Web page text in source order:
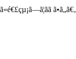
ã•ã„ã€‚